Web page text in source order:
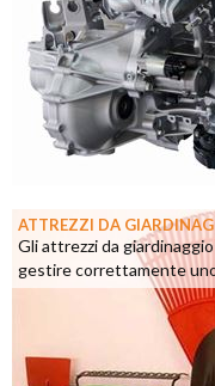
ATTREZZI DA
Gli attrezzi da
gestire correttamente